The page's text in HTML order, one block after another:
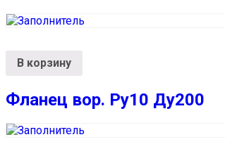
В корзину
Фланец вор. Ру10 Ду200